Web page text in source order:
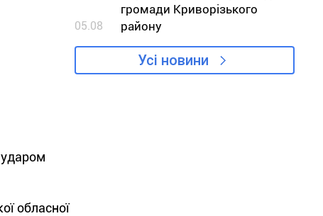
ударом
обласної
05.08
громади Криворізького
району
Усі новини